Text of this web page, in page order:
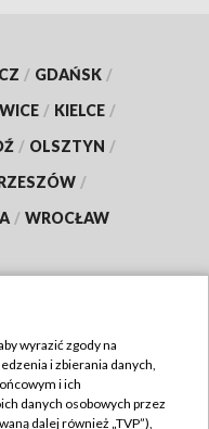
/ GDAŃSK /
/ KIELCE /
/ OLSZTYN /
/
/ WROCŁAW
wyrazić zgody na
i zbierania danych,
i ich
danych osobowych przez
dalej również „TVP”),